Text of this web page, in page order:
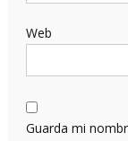
Web
Guarda mi